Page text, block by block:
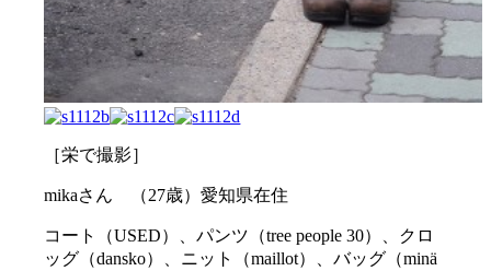
［栄で撮影］
mikaさん （27歳）愛知県在住
コート（USED）、パンツ（tree people 30）、クロ
ッグ（dansko）、ニット（maillot）、バッグ（minä